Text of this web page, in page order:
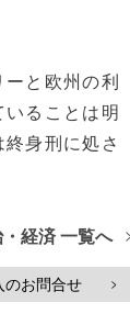
と欧州の利
ることは明
身刑に処さ
経済 一覧へ
のお問合せ >